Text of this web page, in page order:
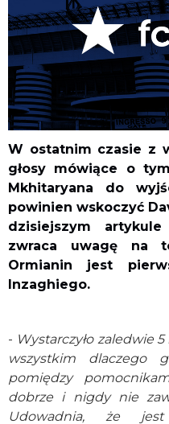
W ostatnim czasie z
głosy mówiące o
Mkhitaryana do
powinien wskoczyć
dzisiejszym
zwraca uwagę na
Ormianin jest
Inzaghiego.
- Wystarczyło zaledwie
wszystkim dlaczego
pomiędzy
dobrze i nigdy nie
Udowadnia, że